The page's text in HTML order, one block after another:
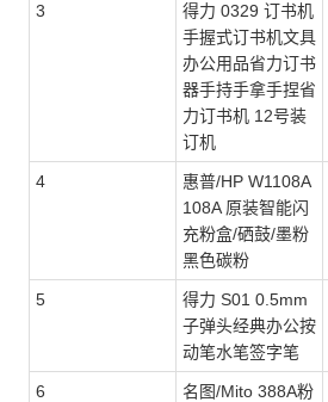
3
得力 0329 订书机
手握式订书机文具
办公用品省力订书
器手持手拿手捏省
力订书机 12号装
订机
4
惠普/HP W1108A
108A 原装智能闪
充粉盒/硒鼓/墨粉
黑色碳粉
5
得力 S01 0.5mm
子弹头经典办公按
动笔水笔签字笔
6
名图/Mito 388A粉